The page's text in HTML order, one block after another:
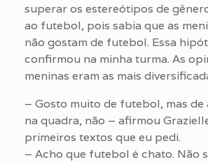
superar os estereótipos de
ao futebol, pois sabia que as
não gostam de futebol. Essa
confirmou na minha turma. As
meninas eram as mais
– Gosto muito de futebol, mas de
na quadra, não – afirmou
primeiros textos que eu pedi.
– Acho que futebol é chato. Não